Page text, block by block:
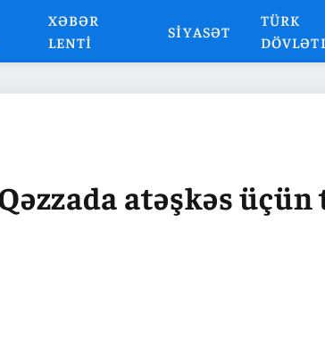
XƏBƏR
LENTI
SIYASƏT
TÜRK
atəşkəs